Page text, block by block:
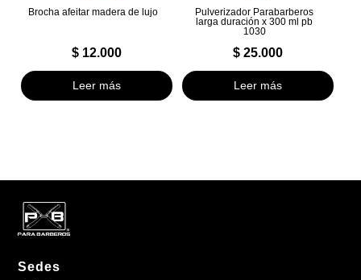
Brocha afeitar madera de lujo
$12.000
Leer más
Pulverizador Parabarberos
larga duración x 300 ml pb
1030
$25.000
Leer más
Sedes